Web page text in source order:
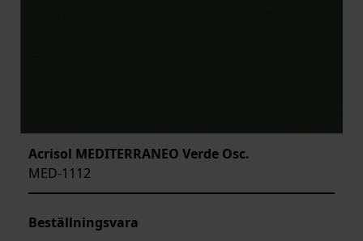
Acrisol MEDITERRANEO Verde Osc.
MED-1112
Beställningsvara